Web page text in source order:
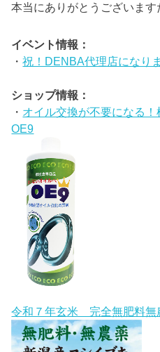
本当にありがとうございます
イベント情報：
・祝！DENBA代理店になり
ショップ情報：
・ オイル交換が不要になる
OE9
令和７年玄米 完全無肥料